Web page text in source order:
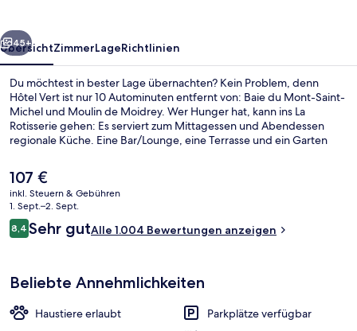
Weiter
45+
ÜbersichtZimmerLageRichtlinien
Du möchtest in bester Lage übernachten? Kein Problem, denn
Hôtel Vert ist nur 10 Autominuten entfernt von: Baie du Mont-Saint-
Michel und Moulin de Moidrey. Wer Hunger hat, kann ins La
Rotisserie gehen: Es serviert zum Mittagessen und Abendessen
regionale Küche. Eine Bar/Lounge, eine Terrasse und ein Garten
hilfsbereite Personal und die Lage sehr gut.
Der
aktuelle
Preis
beträgt
107 €.
107 €
inkl. Steuern & Gebühren
1. Sept.–2. Sept.
Bewertungen
8,48,4 von 10.
Sehr gutAlle 1.004 Bewertungen anzeigen
Beliebte Annehmlichkeiten
Haustiere erlaubt
Parkplätze verfügbar